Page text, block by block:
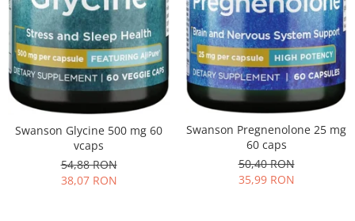
Swanson Glycine 500 mg 60
vcaps
54,88 RON
38,07 RON
Swanson Pregnenolone 25 mg
60 caps
50,40 RON
35,99 RON